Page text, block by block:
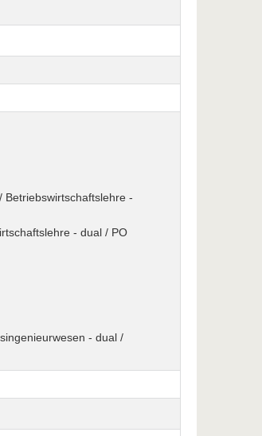
-
- dual / PO
- dual /